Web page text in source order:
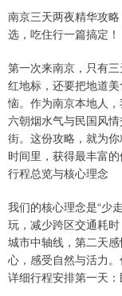
南京三天两夜精华攻
选，吃住行一篇搞定！
第一次来南京，只有
红地标，还要把地道
恼。作为南京本地人
六朝烟水气与民国风
街。这份攻略，就为
时间里，获得最丰富的
行程总览与核心理念
我们的核心理念是“少
玩，减少跨区交通耗
城市中轴线，第二天
心，感受自然与活力。
详细行程安排第一天